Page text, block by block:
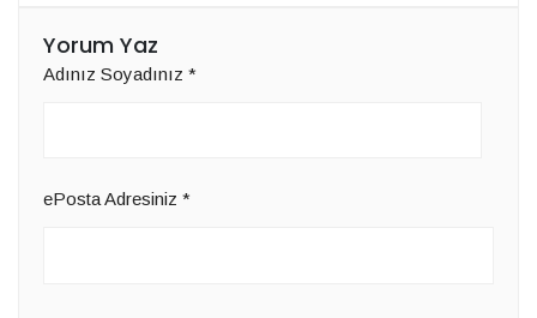
Yorum Yaz
Adınız Soyadınız *
ePosta Adresiniz *